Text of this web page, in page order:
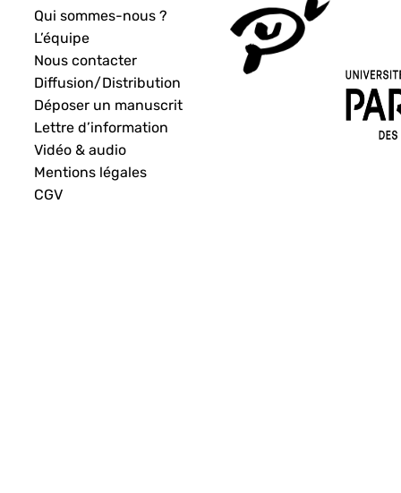
Qui sommes-nous ?
L’équipe
Nous contacter
Diffusion/Distribution
Déposer un manuscrit
Lettre d’information
Vidéo & audio
Mentions légales
CGV